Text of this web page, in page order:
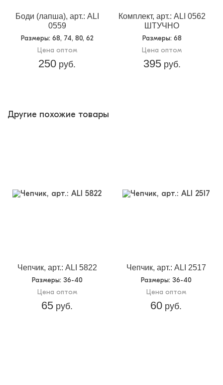
Боди (лапша), арт.: ALI
0559
Размеры: 68, 74, 80, 62
Цена оптом
250 руб.
Комплект, арт.: ALI 0562
ШТУЧНО
Размеры: 68
Цена оптом
395руб.
Другие похожие товары
Чепчик, арт.: ALI 5822
Размеры: 36-40
Цена оптом
65 руб.
Чепчик, арт.: ALI 2517
Размеры: 36-40
Цена оптом
60 руб.